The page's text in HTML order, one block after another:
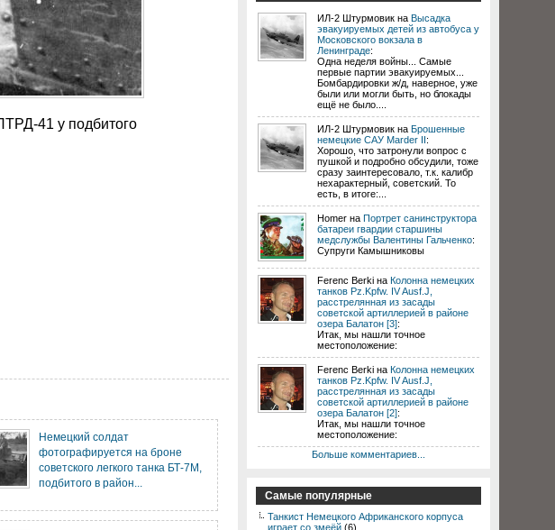
41 у подбитого
Немецкий солдат
фотографируется на броне
советского легкого танка БТ-7М,
подбитого в район...
ИЛ-2 Штурмовик на Высадка
эвакуируемых детей из автобуса у
Московского вокзала в
Ленинграде:
Одна неделя войны... Самые
первые партии эвакуируемых...
Бомбардировки ж/д, наверное, уже
были или могли быть, но блокады
ещё не было....
ИЛ-2 Штурмовик на Брошенные
немецкие САУ Marder II:
Хорошо, что затронули вопрос с
пушкой и подробно обсудили, тоже
сразу заинтересовало, т.к. калибр
нехарактерный, советский. То
есть, в итоге:...
Homer на Портрет санинструктора
батареи гвардии старшины
медслужбы Валентины Гальченко:
Супруги Камышниковы
Ferenc Berki на Колонна немецких
танков Pz.Kpfw. IV Ausf.J,
расстрелянная из засады
советской артиллерией в районе
озера Балатон [3]:
Итак, мы нашли точное
местоположение:
Ferenc Berki на Колонна немецких
танков Pz.Kpfw. IV Ausf.J,
расстрелянная из засады
советской артиллерией в районе
озера Балатон [2]:
Итак, мы нашли точное
местоположение:
Больше комментариев...
Самые популярные
Танкист Немецкого Африканского корпуса
играет со змеёй (6)